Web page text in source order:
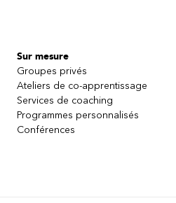
Sur mesure
Groupes privés
Ateliers de co-apprentissage
Services de coaching
Programmes personnalisés
Conférences